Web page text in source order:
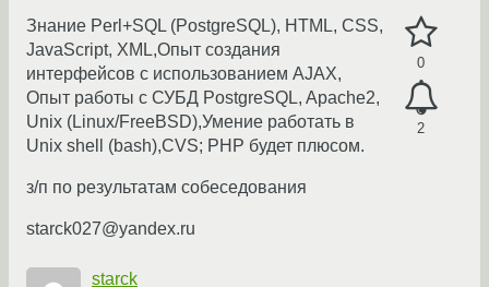
0
2
Знание Perl+SQL (PostgreSQL), HTML, CSS,
JavaScript, XML,Опыт создания
интерфейсов с использованием AJAX,
Опыт работы с СУБД PostgreSQL, Apache2,
Unix (Linux/FreeBSD),Умение работать в
Unix shell (bash),CVS; PHP будет плюсом.
з/п по результатам собеседования
starck027@yandex.ru
starck